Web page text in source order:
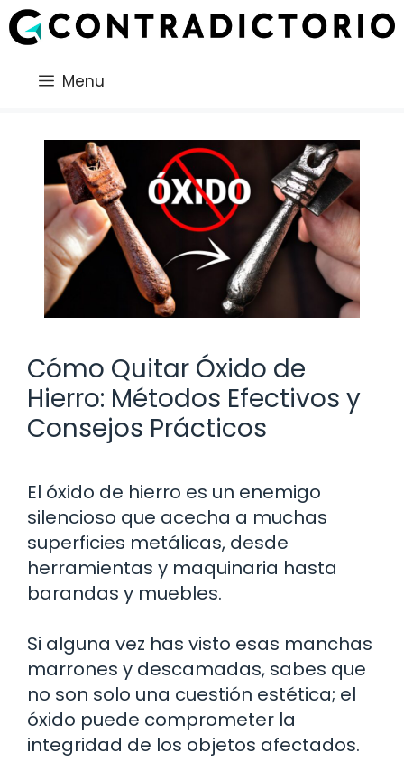
Saltar
al
Menu
Cómo Quitar Óxido de
Hierro: Métodos Efectivos y
Consejos Prácticos
El óxido de hierro es un enemigo
silencioso que acecha a muchas
superficies metálicas, desde
herramientas y maquinaria hasta
barandas y muebles.
Si alguna vez has visto esas manchas
marrones y descamadas, sabes que
no son solo una cuestión estética; el
óxido puede comprometer la
integridad de los objetos afectados.